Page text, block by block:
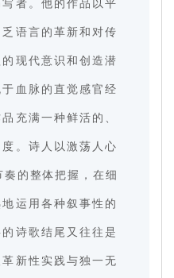
者。他的作品以平
语言的革新和对传
现代意识和创造潜
血脉的直觉感官经
充满一种鲜活的、
。诗人以激荡人心
的整体把握，在细
运用各种叙事性的
诗歌结尾又往往是
新性实践与独一无